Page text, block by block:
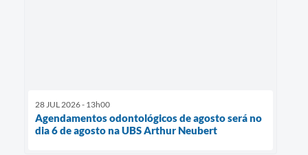
28 JUL 2026 - 13h00
Agendamentos odontológicos de agosto será no
dia 6 de agosto na UBS Arthur Neubert